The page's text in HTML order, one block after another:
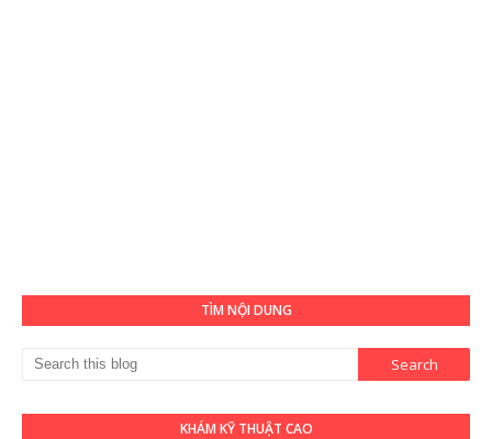
TÌM NỘI DUNG
KHÁM KỸ THUẬT CAO